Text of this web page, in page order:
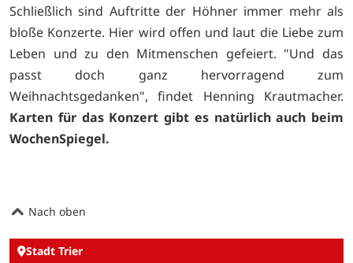
Schließlich sind Auftritte der Höhner immer mehr als
bloße Konzerte. Hier wird offen und laut die Liebe zum
Leben und zu den Mitmenschen gefeiert. "Und das
passt doch ganz hervorragend zum
Weihnachtsgedanken", findet Henning Krautmacher.
Karten für das Konzert gibt es natürlich auch beim
WochenSpiegel.
Nach oben
Stadt Trier